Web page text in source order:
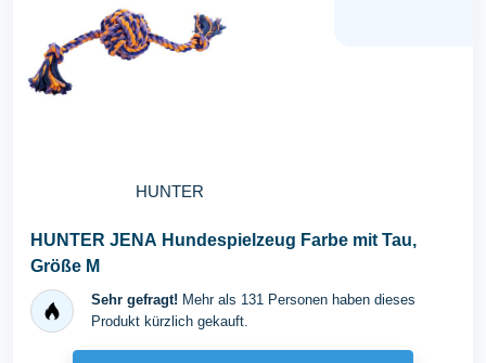
HUNTER
HUNTER JENA Hundespielzeug Farbe mit Tau,
Größe M
Sehr gefragt! Mehr als 131 Personen haben dieses
Produkt kürzlich gekauft.